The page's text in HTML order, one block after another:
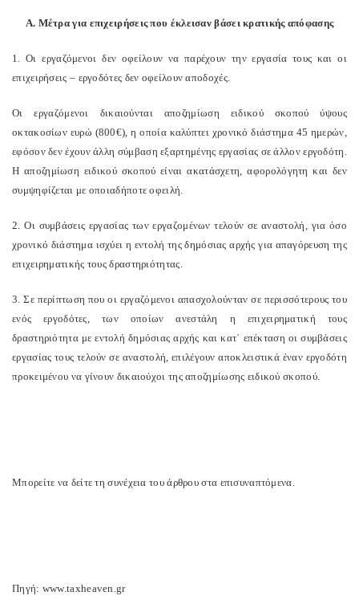
Α. Μέτρα για επιχειρήσεις που έκλεισαν βάσει κρατικής απόφασης
1. Οι εργαζόμενοι δεν οφείλουν να παρέχουν την εργασία τους και οι
επιχειρήσεις – εργοδότες δεν οφείλουν αποδοχές.
Οι εργαζόμενοι δικαιούνται αποζημίωση ειδικού σκοπού ύψους
οκτακοσίων ευρώ (800€), η οποία καλύπτει χρονικό διάστημα 45 ημερών,
εφόσον δεν έχουν άλλη σύμβαση εξαρτημένης εργασίας σε άλλον εργοδότη.
Η αποζημίωση ειδικού σκοπού είναι ακατάσχετη, αφορολόγητη και δεν
συμψηφίζεται με οποιαδήποτε οφειλή.
2. Οι συμβάσεις εργασίας των εργαζομένων τελούν σε αναστολή, για όσο
χρονικό διάστημα ισχύει η εντολή της δημόσιας αρχής για απαγόρευση της
επιχειρηματικής τους δραστηριότητας.
3. Σε περίπτωση που οι εργαζόμενοι απασχολούνταν σε περισσότερους του
ενός εργοδότες, των οποίων ανεστάλη η επιχειρηματική τους
δραστηριότητα με εντολή δημόσιας αρχής και κατ΄ επέκταση οι συμβάσεις
εργασίας τους τελούν σε αναστολή, επιλέγουν αποκλειστικά έναν εργοδότη
προκειμένου να γίνουν δικαιούχοι της αποζημίωσης ειδικού σκοπού.
Μπορείτε να δείτε τη συνέχεια του άρθρου στα επισυναπτόμενα.
Πηγή: www.taxheaven.gr